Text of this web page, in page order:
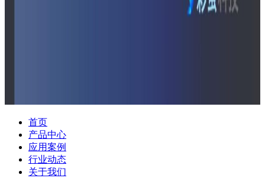
首页
产品中心
应用案例
行业动态
关于我们